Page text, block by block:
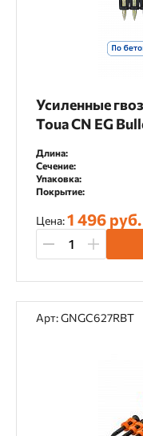
Усиленные
Toua CN EG
Длина:
Сечение:
Упаковка:
Покрытие:
Цена:1 496 руб.
Арт: GNGC627RBT